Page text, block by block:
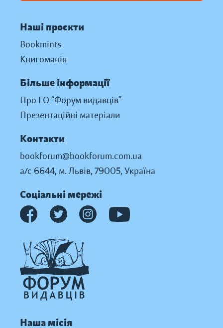
Наші проєкти
Bookmints
Книгоманія
Більше інформації
Про ГО “Форум видавців”
Презентаційні матеріали
Контакти
bookforum@bookforum.com.ua
а/с 6644, м. Львів, 79005, Україна
Соціальні мережі
Наша місія